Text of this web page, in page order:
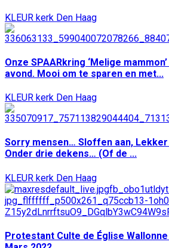
KLEUR kerk Den Haag
Onze SPAARkring ‘Melige
avond. Mooi om te sparen en met...
KLEUR kerk Den Haag
Sorry mensen… Sloffen aan,
Onder drie dekens… (Of de ...
KLEUR kerk Den Haag
Protestant Culte de Église